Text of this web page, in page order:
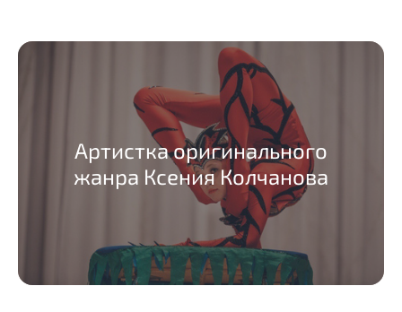
Артистка оригинального
жанра Ксения Колчанова